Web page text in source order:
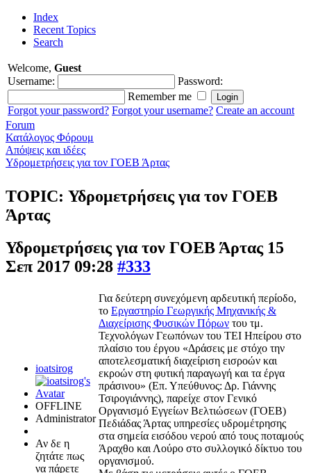
Index
Recent Topics
Search
Welcome, Guest
Username:
Password:
Remember me
Forgot your password? Forgot your username? Create an account
Forum
Κατάλογος Φόρουμ
Απόψεις και ιδέες
Υδρομετρήσεις για τον ΓΟΕΒ Άρτας
TOPIC: Υδρομετρήσεις για τον ΓΟΕΒ
Άρτας
Υδρομετρήσεις για τον ΓΟΕΒ Άρτας 15
Σεπ 2017 09:28 #333
ioatsirog
OFFLINE
Administrator
Αν δε η
ζητάτε πως
να πάρετε
Για δεύτερη συνεχόμενη αρδευτική περίοδο,
το Εργαστηρίο Γεωργικής Μηχανικής &
Διαχείρισης Φυσικών Πόρων του τμ.
Τεχνολόγων Γεωπόνων του ΤΕΙ Ηπείρου στο
πλαίσιο του έργου «Δράσεις με στόχο την
αποτελεσματική διαχείριση εισροών και
εκροών στη φυτική παραγωγή και τα έργα
πράσινου» (Επ. Υπεύθυνος: Δρ. Γιάννης
Τσιρογιάννης), παρείχε στον Γενικό
Οργανισμό Εγγείων Βελτιώσεων (ΓΟΕΒ)
Πεδιάδας Άρτας υπηρεσίες υδρομέτρησης
στα σημεία εισόδου νερού από τους ποταμούς
Άραχθο και Λούρο στο συλλογικό δίκτυο του
οργανισμού.